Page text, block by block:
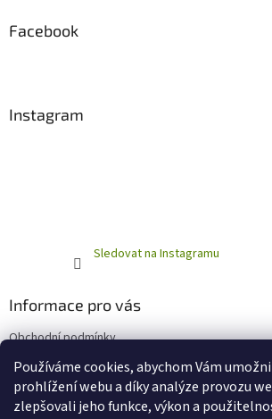
Používáme cookies, abychom Vám
prohlížení webu a díky analýze provozu
zlepšovali jeho funkce, výkon a
Facebook
Instagram
Sledovat na Instagramu
Informace pro vás
Obchodní podmínky
Podmínky ochrany osobních údajů